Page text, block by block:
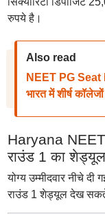
रुपये है।
Also read
NEET PG Seat
भारत में शीर्ष
Haryana
राउंड 1 का शेड्यूल
योग्य उम्मीदवार नीचे दी
राउंड 1 शेड्यूल देख